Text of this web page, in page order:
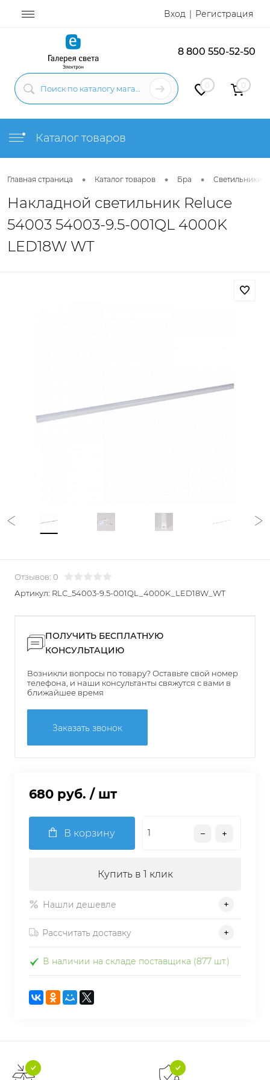
Вход Регистрация
8 800 550-52-50
0 0
Каталог товаров
Главная страница • Каталог товаров • Бра • Светильники
Накладной светильник Reluce
54003 54003-9.5-001QL 4000K
LED18W WT
Отзывов: 0
Артикул: RLC_54003-9.5-001QL_4000K_LED18W_WT
ПОЛУЧИТЬ БЕСПЛАТНУЮ
КОНСУЛЬТАЦИЮ
Возникли вопросы по товару? Оставьте свой номер
телефона, и наши консультанты свяжутся с вами в
ближайшее время
Заказать звонок
680 руб. / шт
В корзину
Купить в 1 клик
Нашли дешевле
Рассчитать доставку
В наличии на складе поставщика (877 шт.)